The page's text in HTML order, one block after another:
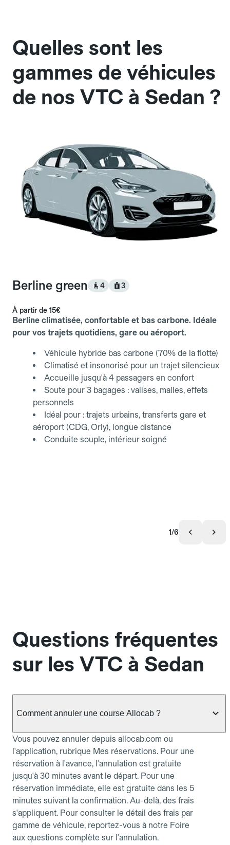
Quelles sont les
gammes de véhicules
de nos VTC à Sedan ?
Berline green 4 3
À partir de 15€
Berline climatisée, confortable et bas carbone. Idéale
pour vos trajets quotidiens, gare ou aéroport.
Véhicule hybride bas carbone (70% de la flotte)
Climatisé et insonorisé pour un trajet silencieux
Accueille jusqu'à 4 passagers en confort
Soute pour 3 bagages : valises, malles, effets
personnels
Idéal pour : trajets urbains, transferts gare et
aéroport (CDG, Orly), longue distance
Conduite souple, intérieur soigné
1/6
Questions fréquentes
sur les VTC à Sedan
Comment annuler une course Allocab ?
Vous pouvez annuler depuis allocab.com ou
l'application, rubrique Mes réservations. Pour une
réservation à l'avance, l'annulation est gratuite
jusqu'à 30 minutes avant le départ. Pour une
réservation immédiate, elle est gratuite dans les 5
minutes suivant la confirmation. Au-delà, des frais
s'appliquent. Pour consulter le détail des frais par
gamme de véhicule, reportez-vous à notre Foire
aux questions complète sur l'annulation.